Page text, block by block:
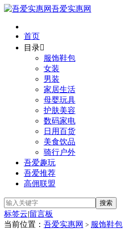
吾爱实惠网
首页
目录
服饰鞋包
女装
男装
家居生活
母婴玩具
护肤美容
数码家电
日用百货
美食饮品
骑行户外
吾爱趣玩
吾爱推荐
高佣联盟
标签云|留言板
当前位置： 吾爱实惠网 > 服饰鞋包